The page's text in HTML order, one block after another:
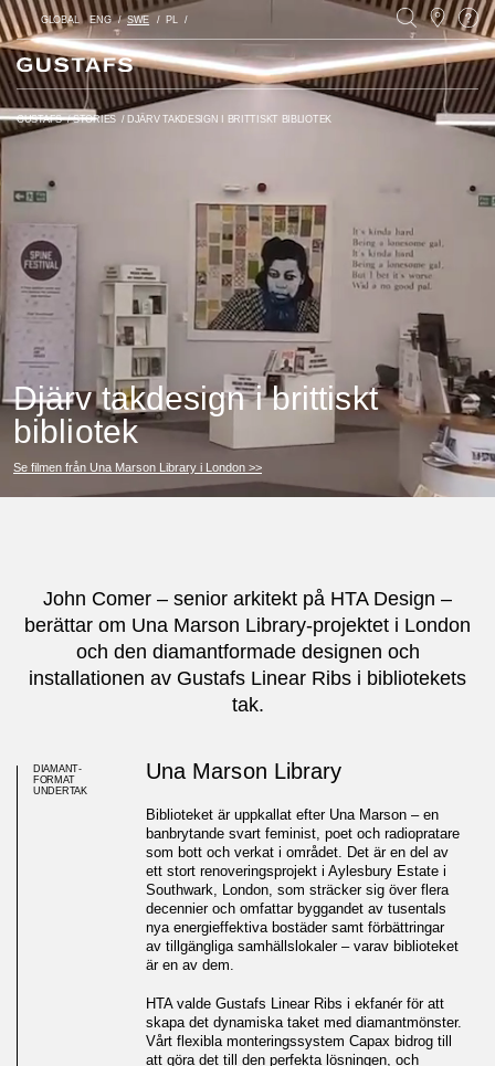
GLOBAL ENG SWE PL
GUSTAFS /STORIES / DJÄRV TAKDESIGN I BRITTISKT BIBLIOTEK
Djärv takdesign i brittiskt
bibliotek
Se filmen från Una Marson Library i London >>
John Comer – senior arkitekt på HTA Design –
berättar om Una Marson Library-projektet i London
och den diamantformade designen och
installationen av Gustafs Linear Ribs i bibliotekets
tak.
DIAMANT-
FORMAT
UNDERTAK
Una Marson Library
Biblioteket är uppkallat efter Una Marson – en
banbrytande svart feminist, poet och radiopratare
som bott och verkat i området. Det är en del av
ett stort renoveringsprojekt i Aylesbury Estate i
Southwark, London, som sträcker sig över flera
decennier och omfattar byggandet av tusentals
nya energieffektiva bostäder samt förbättringar
av tillgängliga samhällslokaler – varav biblioteket
är en av dem.
HTA valde Gustafs Linear Ribs i ekfanér för att
skapa det dynamiska taket med diamantmönster.
Vårt flexibla monteringssystem Capax bidrog till
att göra det till den perfekta lösningen, och